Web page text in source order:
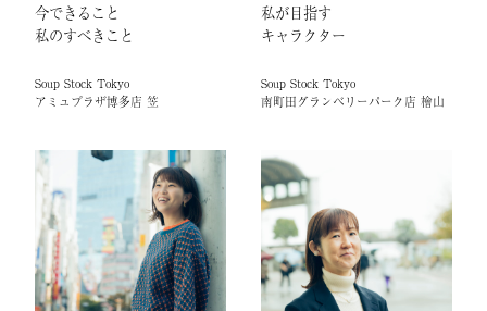
今できること
私のすべきこと
Soup Stock Tokyo
アミュプラザ博多店 笠
私が目指す
キャラクター
Soup Stock Tokyo
南町田グランベリーパーク店 檜山